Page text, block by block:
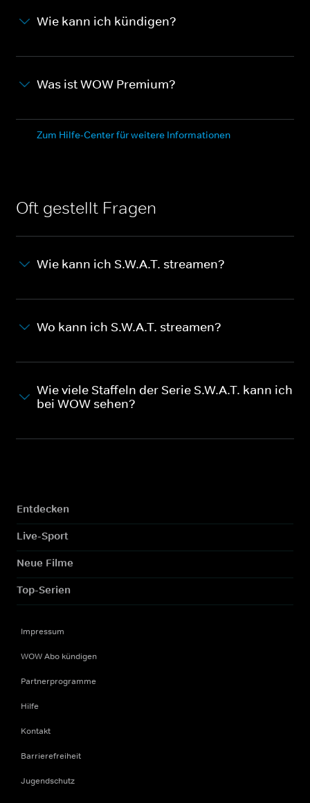
Wie kann ich kündigen?
Was ist WOW Premium?
Zum Hilfe-Center für weitere Informationen
Oft gestellt Fragen
Wie kann ich S.W.A.T. streamen?
Wo kann ich S.W.A.T. streamen?
Wie viele Staffeln der Serie S.W.A.T. kann ich
bei WOW sehen?
Entdecken
Live-Sport
Neue Filme
Top-Serien
Impressum
WOW Abo kündigen
Partnerprogramme
Hilfe
Kontakt
Barrierefreiheit
Jugendschutz